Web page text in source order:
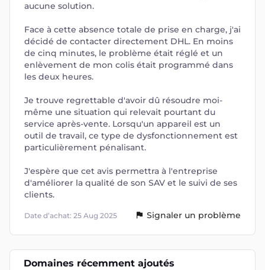
aucune solution.
Face à cette absence totale de prise en charge, j'ai
décidé de contacter directement DHL. En moins
de cinq minutes, le problème était réglé et un
enlèvement de mon colis était programmé dans
les deux heures.
Je trouve regrettable d'avoir dû résoudre moi-
même une situation qui relevait pourtant du
service après-vente. Lorsqu'un appareil est un
outil de travail, ce type de dysfonctionnement est
particulièrement pénalisant.
J'espère que cet avis permettra à l'entreprise
d'améliorer la qualité de son SAV et le suivi de ses
clients.
Date d’achat: 25 Aug 2025 Signaler un problème
Domaines récemment ajoutés